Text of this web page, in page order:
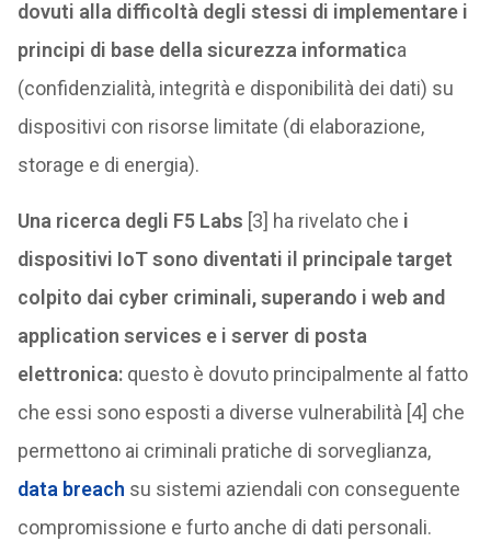
dovuti alla difficoltà degli stessi di implementare i
principi di base della sicurezza informatica
(confidenzialità, integrità e disponibilità dei dati) su
dispositivi con risorse limitate (di elaborazione,
storage e di energia).
Una ricerca degli F5 Labs [3] ha rivelato che i
dispositivi IoT sono diventati il principale target
colpito dai cyber criminali, superando i web and
application services e i server di posta
elettronica:questo è dovuto principalmente al fatto
che essi sono esposti a diverse vulnerabilità [4] che
permettono ai criminali pratiche di sorveglianza,
data breach su sistemi aziendali con conseguente
compromissione e furto anche di dati personali.